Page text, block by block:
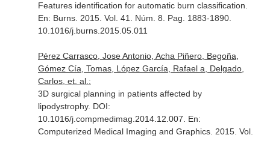
Features identification for automatic burn classification.
En: Burns. 2015. Vol. 41. Núm. 8. Pag. 1883-1890.
10.1016/j.burns.2015.05.011
Pérez Carrasco, Jose Antonio, Acha Piñero, Begoña,
Gómez Cía, Tomas, López García, Rafael a, Delgado,
Carlos, et. al.:
3D surgical planning in patients affected by
lipodystrophy. DOI:
10.1016/j.compmedimag.2014.12.007. En:
Computerized Medical Imaging and Graphics. 2015. Vol.